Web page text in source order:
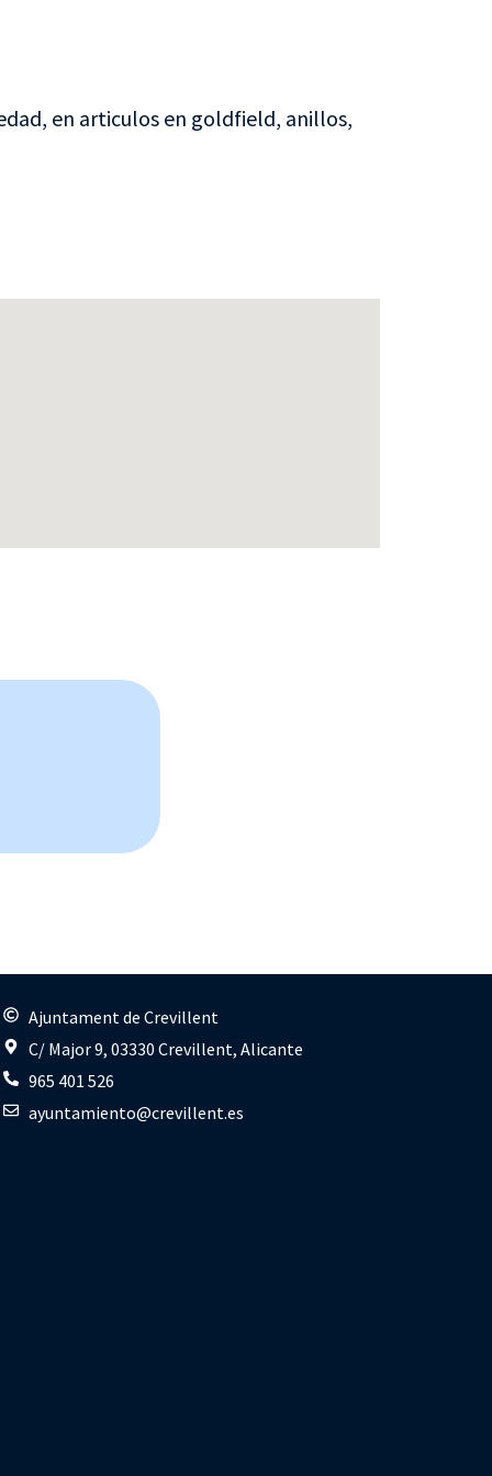
en articulos en goldfield, anillos,
Ajuntament de Crevillent
C/ Major 9, 03330 Crevillent, Alicante
965 401 526
ayuntamiento@crevillent.es